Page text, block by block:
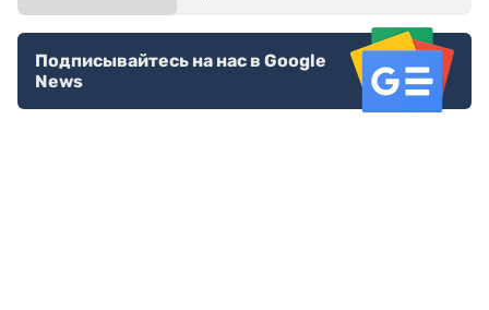
Подписывайтесь на нас в Google
News